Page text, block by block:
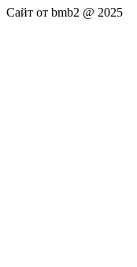
Сайт от bmb2 @ 2025